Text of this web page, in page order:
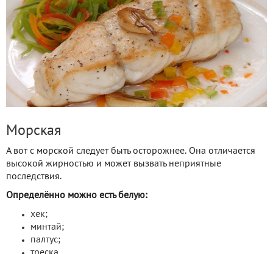
Морская
А вот с морской следует быть осторожнее. Она отличается
высокой жирностью и может вызвать неприятные
последствия.
Определённо можно есть белую:
хек;
минтай;
палтус;